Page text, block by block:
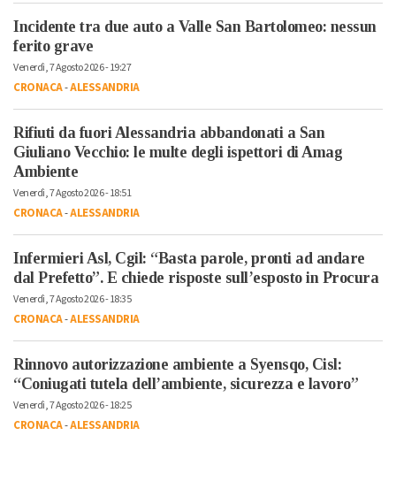
Incidente tra due auto a Valle San Bartolomeo: nessun
ferito grave
Venerdì, 7 Agosto 2026 - 19:27
CRONACA-ALESSANDRIA
Rifiuti da fuori Alessandria abbandonati a San
Giuliano Vecchio: le multe degli ispettori di Amag
Ambiente
Venerdì, 7 Agosto 2026 - 18:51
CRONACA-ALESSANDRIA
Infermieri Asl, Cgil: “Basta parole, pronti ad andare
dal Prefetto”. E chiede risposte sull’esposto in Procura
Venerdì, 7 Agosto 2026 - 18:35
CRONACA-ALESSANDRIA
Rinnovo autorizzazione ambiente a Syensqo, Cisl:
“Coniugati tutela dell’ambiente, sicurezza e lavoro”
Venerdì, 7 Agosto 2026 - 18:25
CRONACA-ALESSANDRIA